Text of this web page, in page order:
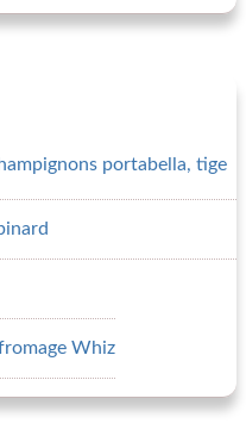
portabella, tige
Whiz